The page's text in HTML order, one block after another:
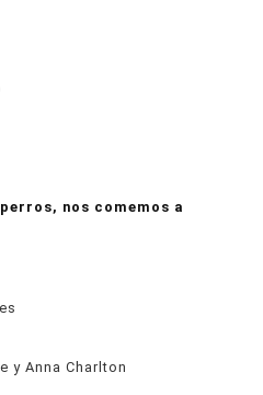
nos comemos a
y Anna Charlton